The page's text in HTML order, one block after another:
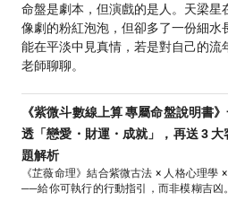
命盤是劇本，但演戲的是人。天梁星
像劇的粉紅泡泡，但卻多了一份細水
能在平淡中見真情，若是對自己的流
老師聊聊。
《紫微斗數線上算 專屬命盤說明書
透「戀愛・財運・成就」，再送 3 大
題解析
《芷薇命理》結合紫微古法 × 人格心理學
──給你可執行的行動指引，而非模糊吉凶。